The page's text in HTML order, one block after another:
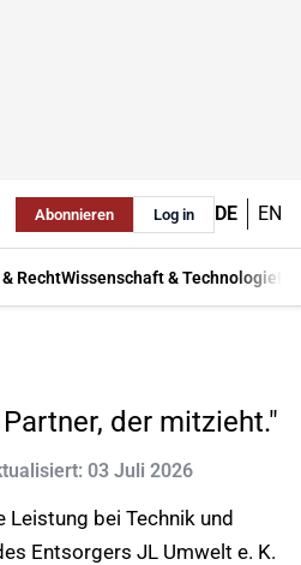
Abonnieren Log in DE EN
RechtWissenschaft & Technologie
der mitzieht."
03 Juli 2026
bei Technik und
Entsorgers JL Umwelt e. K.